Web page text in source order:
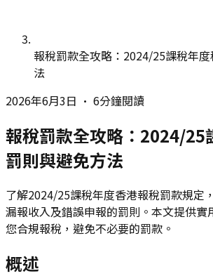
報稅罰款全攻略：2024/25課稅年
法
2026年6月3日 • 6分鐘閱讀
報稅罰款全攻略：2024/25
罰則與避免方法
了解2024/25課稅年度香港報稅罰款規定
漏報收入及錯誤申報的罰則。本文提供實
您合規報稅，避免不必要的罰款。
概述